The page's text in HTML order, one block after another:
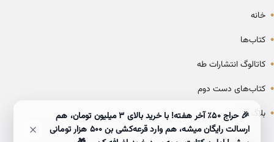
• خانه
• کتاب‌ها
• کاتالوگ انتشارات طه
• کتاب‌های دست دوم
• بلاگ
🎉 حراج ۵۰٪ آخر هفته! با خرید بالای 3 میلیون تومان، هم
ارسالت رایگان میشه، هم وارد قرعه‌کشی بن ۵۰۰ هزار تومانی